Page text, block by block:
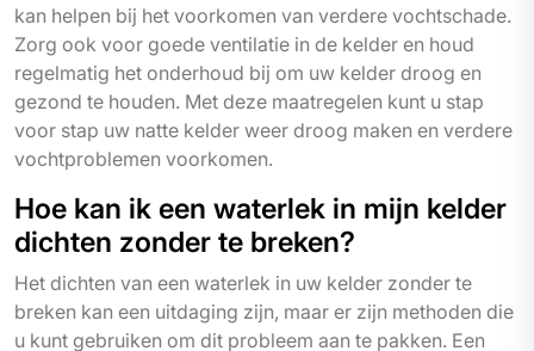
kan helpen bij het voorkomen van verdere vochtschade.
Zorg ook voor goede ventilatie in de kelder en houd
regelmatig het onderhoud bij om uw kelder droog en
gezond te houden. Met deze maatregelen kunt u stap
voor stap uw natte kelder weer droog maken en verdere
vochtproblemen voorkomen.
Hoe kan ik een waterlek in mijn kelder
dichten zonder te breken?
Het dichten van een waterlek in uw kelder zonder te
breken kan een uitdaging zijn, maar er zijn methoden die
u kunt gebruiken om dit probleem aan te pakken. Een